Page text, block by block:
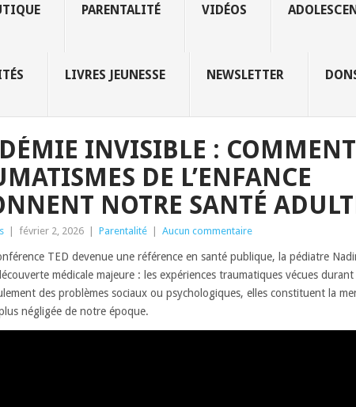
PARENTALITÉ VIDÉOS
LIVRES JEUNESSE NEWSLETTER
INVISIBLE :
DE L’ENFANCE
NOTRE SANTÉ
février 2, 2026 Parentalité Aucun commentaire
TED devenue une référence en santé publique, la pédiatre
médicale majeure : les expériences traumatiques vécues durant
des problèmes sociaux ou psychologiques, elles constituent la
négligée de notre époque.